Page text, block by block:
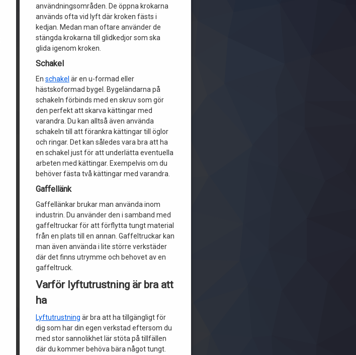
användningsområden. De öppna krokarna
används ofta vid lyft där kroken fästs i
kedjan. Medan man oftare använder de
stängda krokarna till glidkedjor som ska
glida igenom kroken.
Schakel
Enschakel är en u-formad eller
hästskoformad bygel. Bygeländarna på
schakeln förbinds med en skruv som gör
den perfekt att skarva kättingar med
varandra. Du kan alltså även använda
schakeln till att förankra kättingar till öglor
och ringar. Det kan således vara bra att ha
en schakel just för att underlätta eventuella
arbeten med kättingar. Exempelvis om du
behöver fästa två kättingar med varandra.
Gaffellänk
Gaffellänkar brukar man använda inom
industrin. Du använder den i samband med
gaffeltruckar för att förflytta tungt material
från en plats till en annan. Gaffeltruckar kan
man även använda i lite större verkstäder
där det finns utrymme och behovet av en
gaffeltruck.
Varför lyftutrustning är bra att
ha
Lyftutrustning är bra att ha tillgängligt för
dig som har din egen verkstad eftersom du
med stor sannolikhet lär stöta på tillfällen
där du kommer behöva bära något tungt.